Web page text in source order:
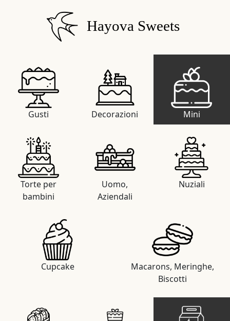
Hayova Sweets
Gusti Decorazioni Mini
Torte per
bambini
Uomo,
Aziendali
Nuziali
Cupcake
Macarons, Meringhe,
Biscotti